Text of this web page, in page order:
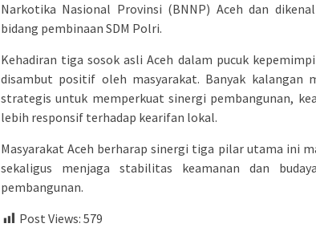
Narkotika Nasional Provinsi (BNNP) Aceh dan
bidang pembinaan SDM Polri.
Kehadiran tiga sosok asli Aceh dalam pucuk
disambut positif oleh masyarakat. Banyak kalangan
strategis untuk memperkuat sinergi pembangunan,
lebih responsif terhadap kearifan lokal.
Masyarakat Aceh berharap sinergi tiga pilar utama ini
sekaligus menjaga stabilitas keamanan dan
pembangunan.
Post Views: 579